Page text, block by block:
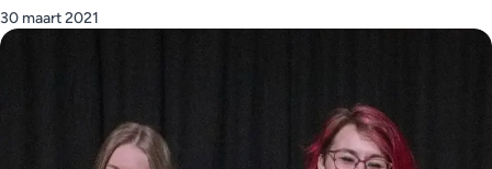
30 maart 2021